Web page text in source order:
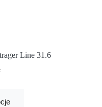
Line 31.6